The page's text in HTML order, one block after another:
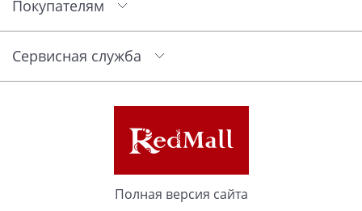
Покупателям
Сервисная служба
Полная версия сайта